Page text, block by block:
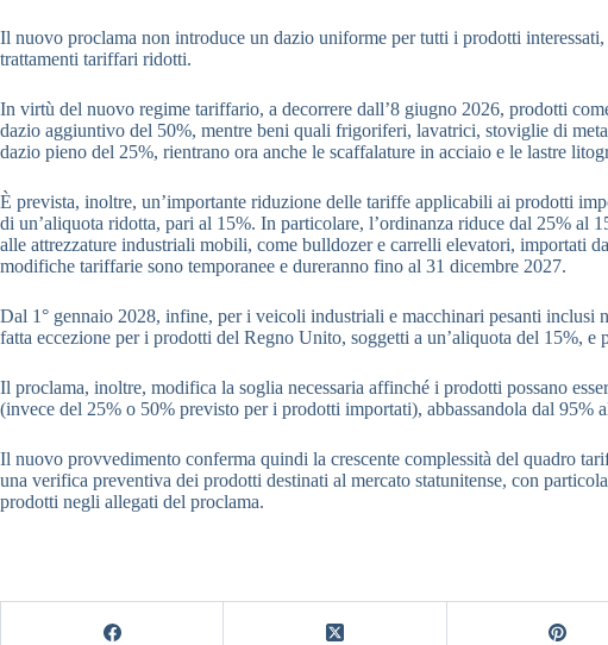
Il nuovo proclama non introduce un dazio uniforme per tutti i prodotti
trattamenti tariffari ridotti.
In virtù del nuovo regime tariffario, a decorrere dall’8 giugno 2026, prodotti
dazio aggiuntivo del 50%, mentre beni quali frigoriferi, lavatrici, stoviglie di
dazio pieno del 25%, rientrano ora anche le scaffalature in acciaio e le lastre
È prevista, inoltre, un’importante riduzione delle tariffe applicabili ai prodotti
di un’aliquota ridotta, pari al 15%. In particolare, l’ordinanza riduce dal 25%
alle attrezzature industriali mobili, come bulldozer e carrelli elevatori, importati
modifiche tariffarie sono temporanee e dureranno fino al 31 dicembre 2027.
Dal 1° gennaio 2028, infine, per i veicoli industriali e macchinari pesanti
fatta eccezione per i prodotti del Regno Unito, soggetti a un’aliquota del 15%,
Il proclama, inoltre, modifica la soglia necessaria affinché i prodotti possano
(invece del 25% o 50% previsto per i prodotti importati), abbassandola dal 95%
Il nuovo provvedimento conferma quindi la crescente complessità del quadro
una verifica preventiva dei prodotti destinati al mercato statunitense, con
prodotti negli allegati del proclama.